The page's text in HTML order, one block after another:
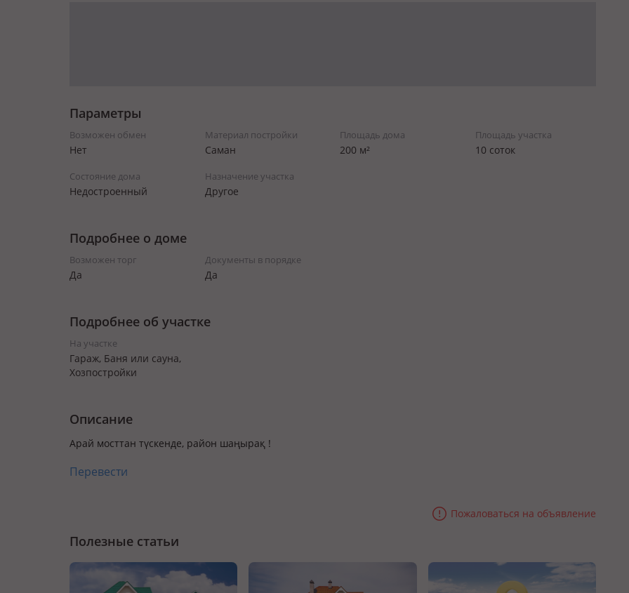
Параметры
Возможен обмен
Нет
Материал постройки
Саман
Площадь дома
200 м²
Площадь участка
10 соток
Состояние дома
Недостроенный
Назначение участка
Другое
Подробнее о доме
Возможен торг
Да
Документы в порядке
Да
Подробнее об участке
На участке
Гараж, Баня или сауна,
Хозпостройки
Описание
Арай мосттан түскенде, район шаңырақ !
Перевести
Пожаловаться на объявление
Полезные статьи